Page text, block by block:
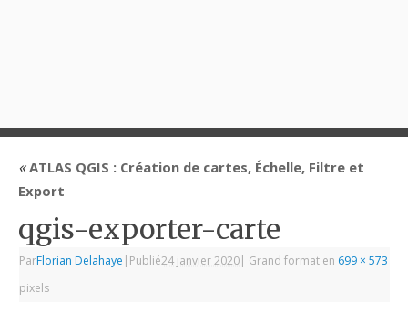
«ATLAS QGIS : Création de cartes, Échelle, Filtre et
Export
qgis-exporter-carte
ParFlorian Delahaye | Publié24 janvier 2020| Grand format en 699 × 573
pixels